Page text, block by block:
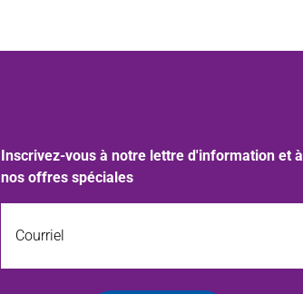
Inscrivez-vous à notre lettre d'information et à
nos offres spéciales